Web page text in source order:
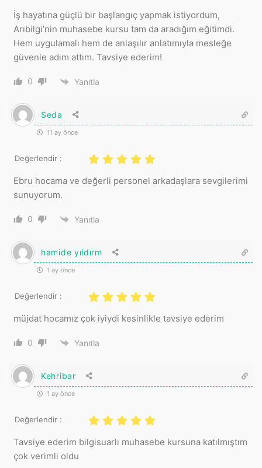
İş hayatına güçlü bir başlangıç yapmak istiyordum,
Arıbilgi’nin muhasebe kursu tam da aradığım eğitimdi.
Hem uygulamalı hem de anlaşılır anlatımıyla mesleğe
güvenle adım attım. Tavsiye ederim!
0 Yanıtla
Seda
11 ay önce
Değerlendir :
Ebru hocama ve değerli personel arkadaşlara sevgilerimi
sunuyorum.
0 Yanıtla
hamide yıldırm
1 ay önce
Değerlendir :
müjdat hocamız çok iyiydi kesinlikle tavsiye ederim
0 Yanıtla
Kehribar
1 ay önce
Değerlendir :
Tavsiye ederim bilgisuarlı muhasebe kursuna katılmıştım
çok verimli oldu